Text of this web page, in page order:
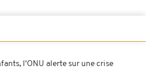
l'ONU alerte sur une crise